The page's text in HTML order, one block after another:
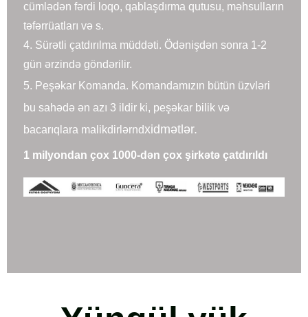
cümlədən fərdi loqo, qablaşdırma qutusu, məhsulların
təfərrüatları və s.
4. Sürətli çatdırılma müddəti. Ödənişdən sonra 1-2
gün ərzində göndərilir.
5. Peşəkar Komanda. Komandamızın bütün üzvləri
bu sahədə ən azı 3 ildir ki, peşəkar bilik və
bacarıqlara malikdirlərndxidmətlər.
1 milyondan çox 1000-dən çox şirkətə çatdırıldı